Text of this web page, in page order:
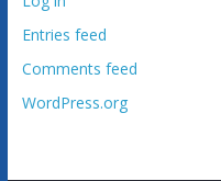
Entries feed
Comments feed
WordPress.org